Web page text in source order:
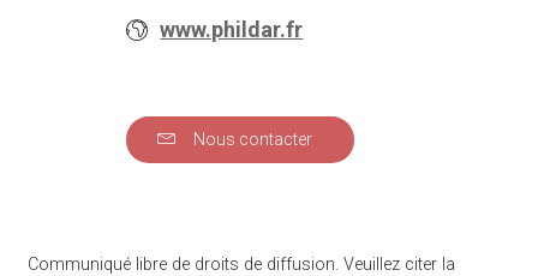
www.phildar.fr
Nous contacter
Communiqué libre de droits de diffusion. Veuillez citer la